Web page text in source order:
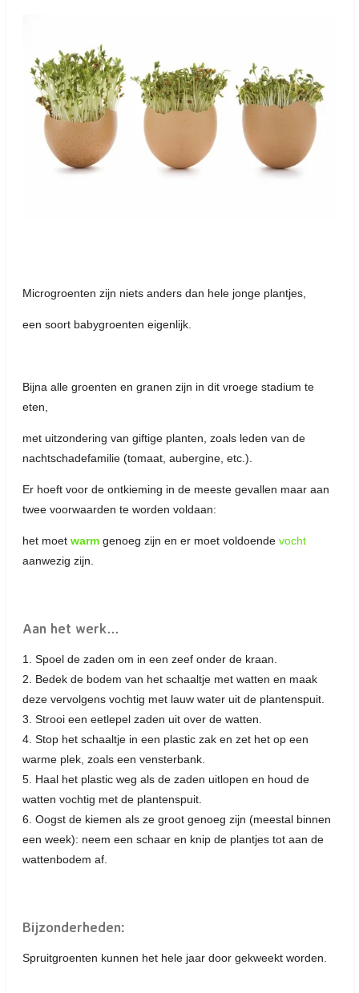
Microgroenten zijn niets anders dan hele jonge plantjes,
een soort babygroenten eigenlijk.
Bijna alle groenten en granen zijn in dit vroege stadium te
eten,
met uitzondering van giftige planten, zoals leden van de
nachtschadefamilie (tomaat, aubergine, etc.).
Er hoeft voor de ontkieming in de meeste gevallen maar aan
twee voorwaarden te worden voldaan:
het moet warmgenoeg zijn en er moet voldoende vocht
aanwezig zijn.
Aan het werk...
1. Spoel de zaden om in een zeef onder de kraan.
2. Bedek de bodem van het schaaltje met watten en maak
deze vervolgens vochtig met lauw water uit de plantenspuit.
3. Strooi een eetlepel zaden uit over de watten.
4. Stop het schaaltje in een plastic zak en zet het op een
warme plek, zoals een vensterbank.
5. Haal het plastic weg als de zaden uitlopen en houd de
watten vochtig met de plantenspuit.
6. Oogst de kiemen als ze groot genoeg zijn (meestal binnen
een week): neem een schaar en knip de plantjes tot aan de
wattenbodem af.
Bijzonderheden:
Spruitgroenten kunnen het hele jaar door gekweekt worden.